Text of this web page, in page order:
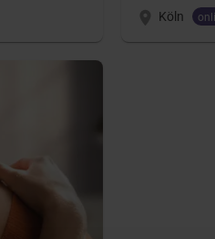
Köln